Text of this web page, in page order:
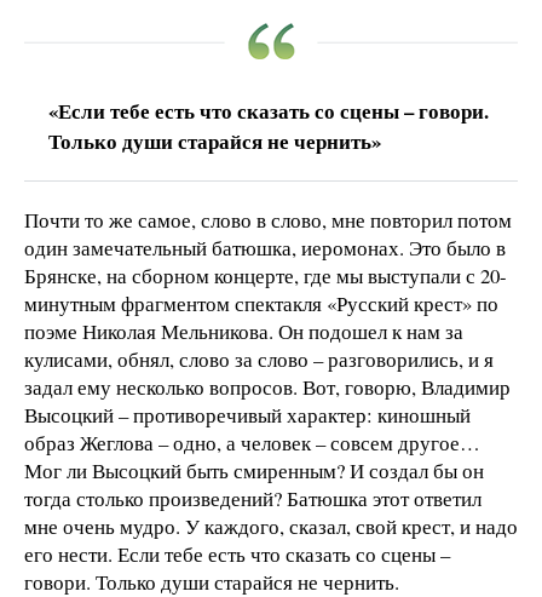
«Если тебе есть что сказать со сцены – говори.
Только души старайся не чернить»
Почти то же самое, слово в слово, мне повторил потом
один замечательный батюшка, иеромонах. Это было в
Брянске, на сборном концерте, где мы выступали с 20-
минутным фрагментом спектакля «Русский крест» по
поэме Николая Мельникова. Он подошел к нам за
кулисами, обнял, слово за слово – разговорились, и я
задал ему несколько вопросов. Вот, говорю, Владимир
Высоцкий – противоречивый характер: киношный
образ Жеглова – одно, а человек – совсем другое…
Мог ли Высоцкий быть смиренным? И создал бы он
тогда столько произведений? Батюшка этот ответил
мне очень мудро. У каждого, сказал, свой крест, и надо
его нести. Если тебе есть что сказать со сцены –
говори. Только души старайся не чернить.